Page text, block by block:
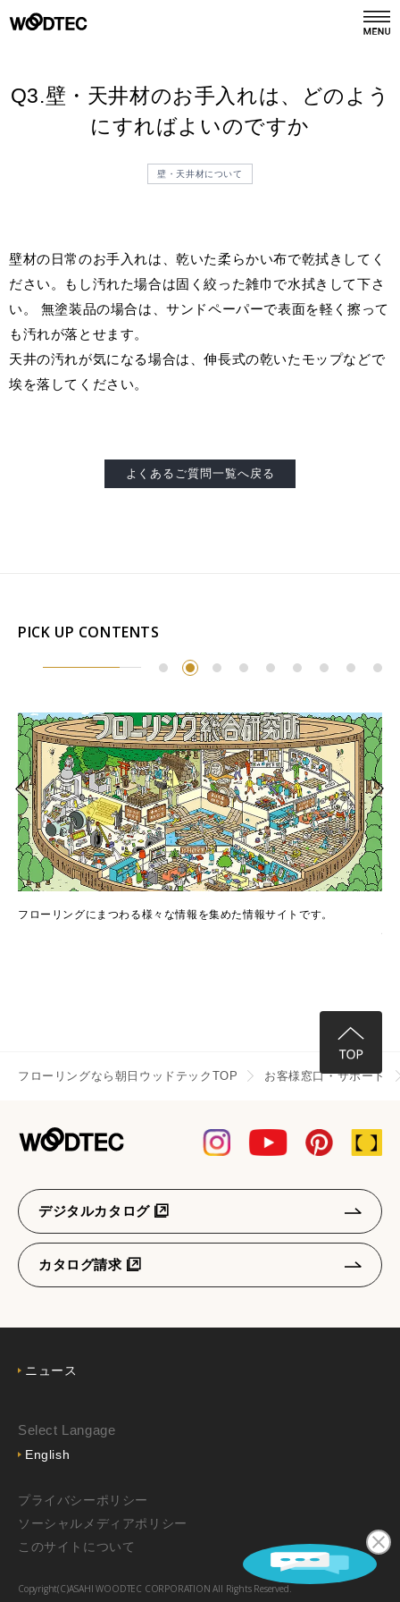
デジタルカタログ カタログ請求
リフォーム REFORM
ショールーム
会社情報
お客様窓口 SUPPORT
フローリング総合研究所
採用情報
Select Language ENGLISH
Q3.壁・天井材のお手入れは、どのよう
にすればよいのですか
壁・天井材について
壁材の日常のお手入れは、乾いた柔らかい布で乾拭きしてく
ださい。もし汚れた場合は固く絞った雑巾で水拭きして下さ
い。 無塗装品の場合は、サンドペーパーで表面を軽く擦って
も汚れが落とせます。
天井の汚れが気になる場合は、伸長式の乾いたモップなどで
埃を落してください。
よくあるご質問一覧へ戻る
PICK UP CONTENTS
フローリングにまつわる様々な情報を集めた情報サイトです。
フローリングなら朝日ウッドテックTOP お客様窓口・サポート
デジタルカタログ
カタログ請求
ニュース
Select Langage
English
プライバシーポリシー
ソーシャルメディアポリシー
このサイトについて
Copyright(C)ASAHI WOODTEC CORPORATION All Rights Reserved.